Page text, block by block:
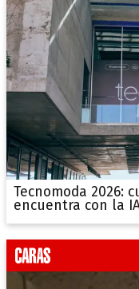
Tecnomoda 2026:
encuentra con la